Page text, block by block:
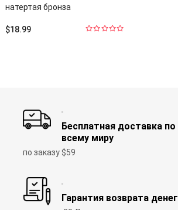
натертая бронза
$18.99
Бесплатная доставка по
всему миру
по заказу $59
Гарантия возврата денег